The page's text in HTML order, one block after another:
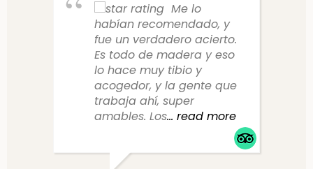
Me lo
habían recomendado, y
fue un verdadero acierto.
Es todo de madera y eso
lo hace muy tibio y
acogedor, y la gente que
trabaja ahí, super
amables. Los... read more